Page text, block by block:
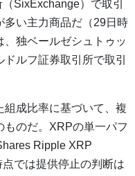
SixExchange）で取引
多い主力商品だ（29日時
独ベールゼシュトゥッ
ルフ証券取引所で取引
組成比率に基づいて、複
のだ。XRPの単一パフ
Ripple XRP
では提供停止の判断は